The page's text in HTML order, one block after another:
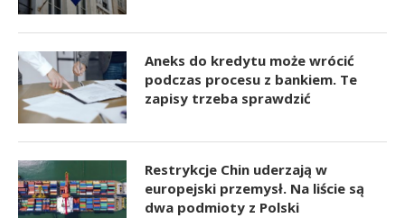
Aneks do kredytu może wrócić
podczas procesu z bankiem. Te
zapisy trzeba sprawdzić
Restrykcje Chin uderzają w
europejski przemysł. Na liście są
dwa podmioty z Polski